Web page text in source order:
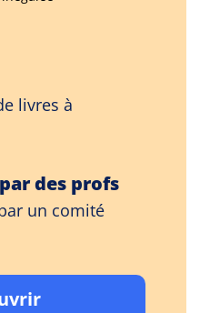
livres à
des profs
un comité